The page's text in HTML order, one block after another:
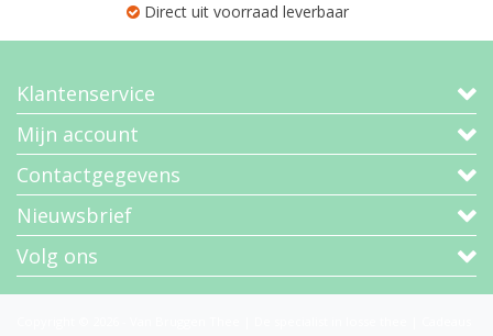
Direct uit voorraad leverbaar
Klantenservice
Mijn account
Contactgegevens
Nieuwsbrief
Volg ons